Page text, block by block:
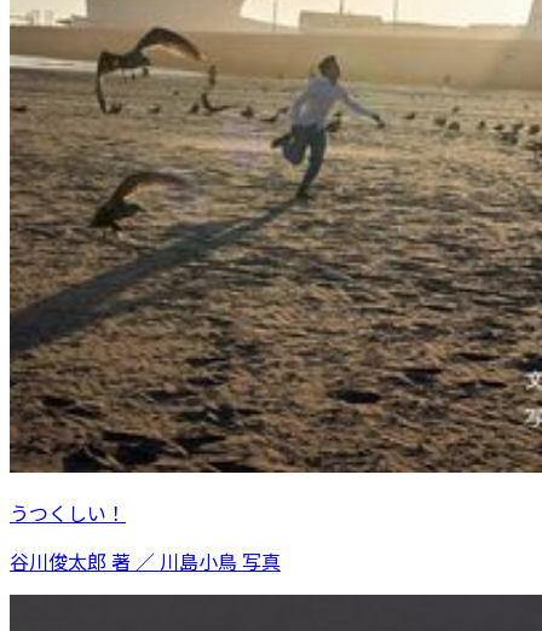
うつくしい！
谷川俊太郎 著 ／ 川島小鳥 写真